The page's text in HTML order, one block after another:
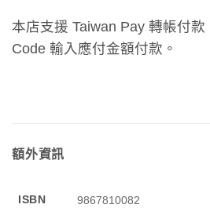
本店支援 Taiwan Pay 轉帳付
Code 輸入應付金額付款。
額外資訊
ISBN
9867810082